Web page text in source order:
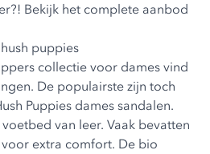
Bekijk het complete aanbod
puppies
collectie voor dames vind
De populairste zijn toch
Puppies dames sandalen.
van leer. Vaak bevatten
extra comfort. De bio